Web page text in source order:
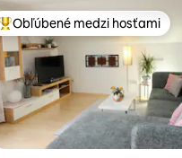
Najobľúbenejšie medzi hosťami
Obľúbené medzi hosťami